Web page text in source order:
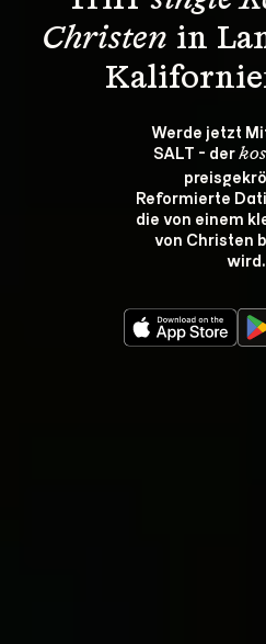
Christen in
Werde jetzt
SALT - der
Reformierte
die von einem
von Christen
wird.